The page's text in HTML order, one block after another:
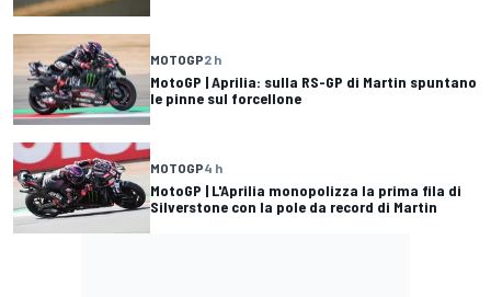
MOTOGP2 h
MotoGP | Aprilia: sulla RS-GP di Martin spuntano
le pinne sul forcellone
MOTOGP4 h
MotoGP | L'Aprilia monopolizza la prima fila di
Silverstone con la pole da record di Martin